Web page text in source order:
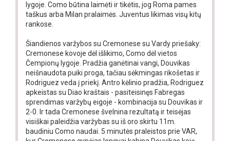
lygoje. Como būtina laimėti ir tikėtis, jog Roma pames
taškus arba Milan pralaimės. Juventus likimas visų kitų
rankose.
Šiandienos varžybos su Cremonese su Vardy priešaky:
Cremonese kovoje dėl išlikimo, Como dėl vietos
Čempionų lygoje. Pradžia ganėtinai vangi, Douvikas
neišnaudota puiki proga, tačiau sėkmingas rikošetas ir
Rodriguez veda į priekį. Antro kėlinio pradžia, Rodriguez
apkeistas su Diao kraštais - pasiteisinęs Fabregas
sprendimas varžybų eigoje - kombinacija su Douvikas ir
2-0. Ir tada Cremonese švelnina rezultatą ir teisėjas
visiškai paleidžia varžybas su iš oro skirtu 11m.
baudiniu Como naudai. 5 minutės praleistos prie VAR,